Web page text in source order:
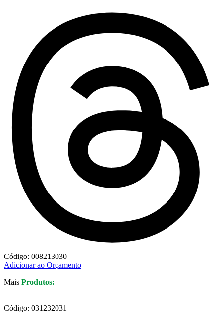
Código: 008213030
Adicionar ao Orçamento
Mais Produtos:
Código: 031232031